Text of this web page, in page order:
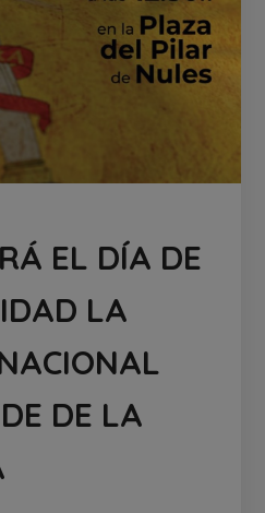
EL DÍA DE
LA
DE LA